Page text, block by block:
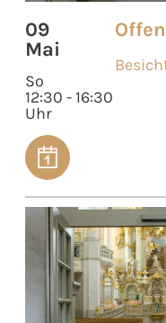
09
Mai
So
12:30 - 16:30
Uhr